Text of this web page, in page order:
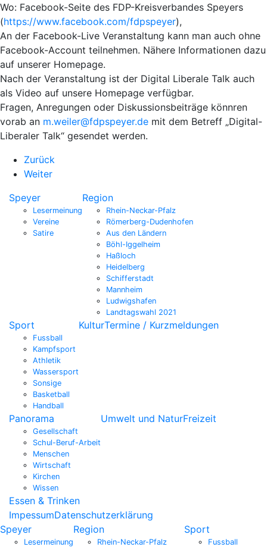
Wo: Facebook-Seite des FDP-Kreisverbandes Speyers
(https://www.facebook.com/fdpspeyer),
An der Facebook-Live Veranstaltung kann man auch ohne
Facebook-Account teilnehmen. Nähere Informationen dazu
auf unserer Homepage.
Nach der Veranstaltung ist der Digital Liberale Talk auch
als Video auf unsere Homepage verfügbar.
Fragen, Anregungen oder Diskussionsbeiträge könnren
vorab an m.weiler@fdpspeyer.de mit dem Betreff „Digital-
Liberaler Talk“ gesendet werden.
Zurück
Weiter
Speyer
Lesermeinung
Vereine
Satire
Region
Rhein-Neckar-Pfalz
Römerberg-Dudenhofen
Aus den Ländern
Böhl-Iggelheim
Haßloch
Heidelberg
Schifferstadt
Mannheim
Ludwigshafen
Landtagswahl 2021
Sport
Fussball
Kampfsport
Athletik
Wassersport
Sonsige
Basketball
Handball
KulturTermine / Kurzmeldungen
Panorama
Gesellschaft
Schul-Beruf-Arbeit
Menschen
Wirtschaft
Kirchen
Wissen
Umwelt und NaturFreizeit
Essen & Trinken
ImpessumDatenschutzerklärung
Speyer
Lesermeinung
Region
Rhein-Neckar-Pfalz
Sport
Fussball